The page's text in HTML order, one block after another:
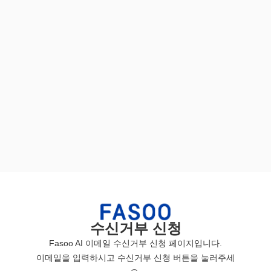
수신거부 신청
Fasoo AI 이메일 수신거부 신청 페이지입니다.
이메일을 입력하시고 수신거부 신청 버튼을 눌러주세